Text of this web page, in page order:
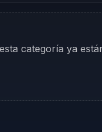
categoría ya